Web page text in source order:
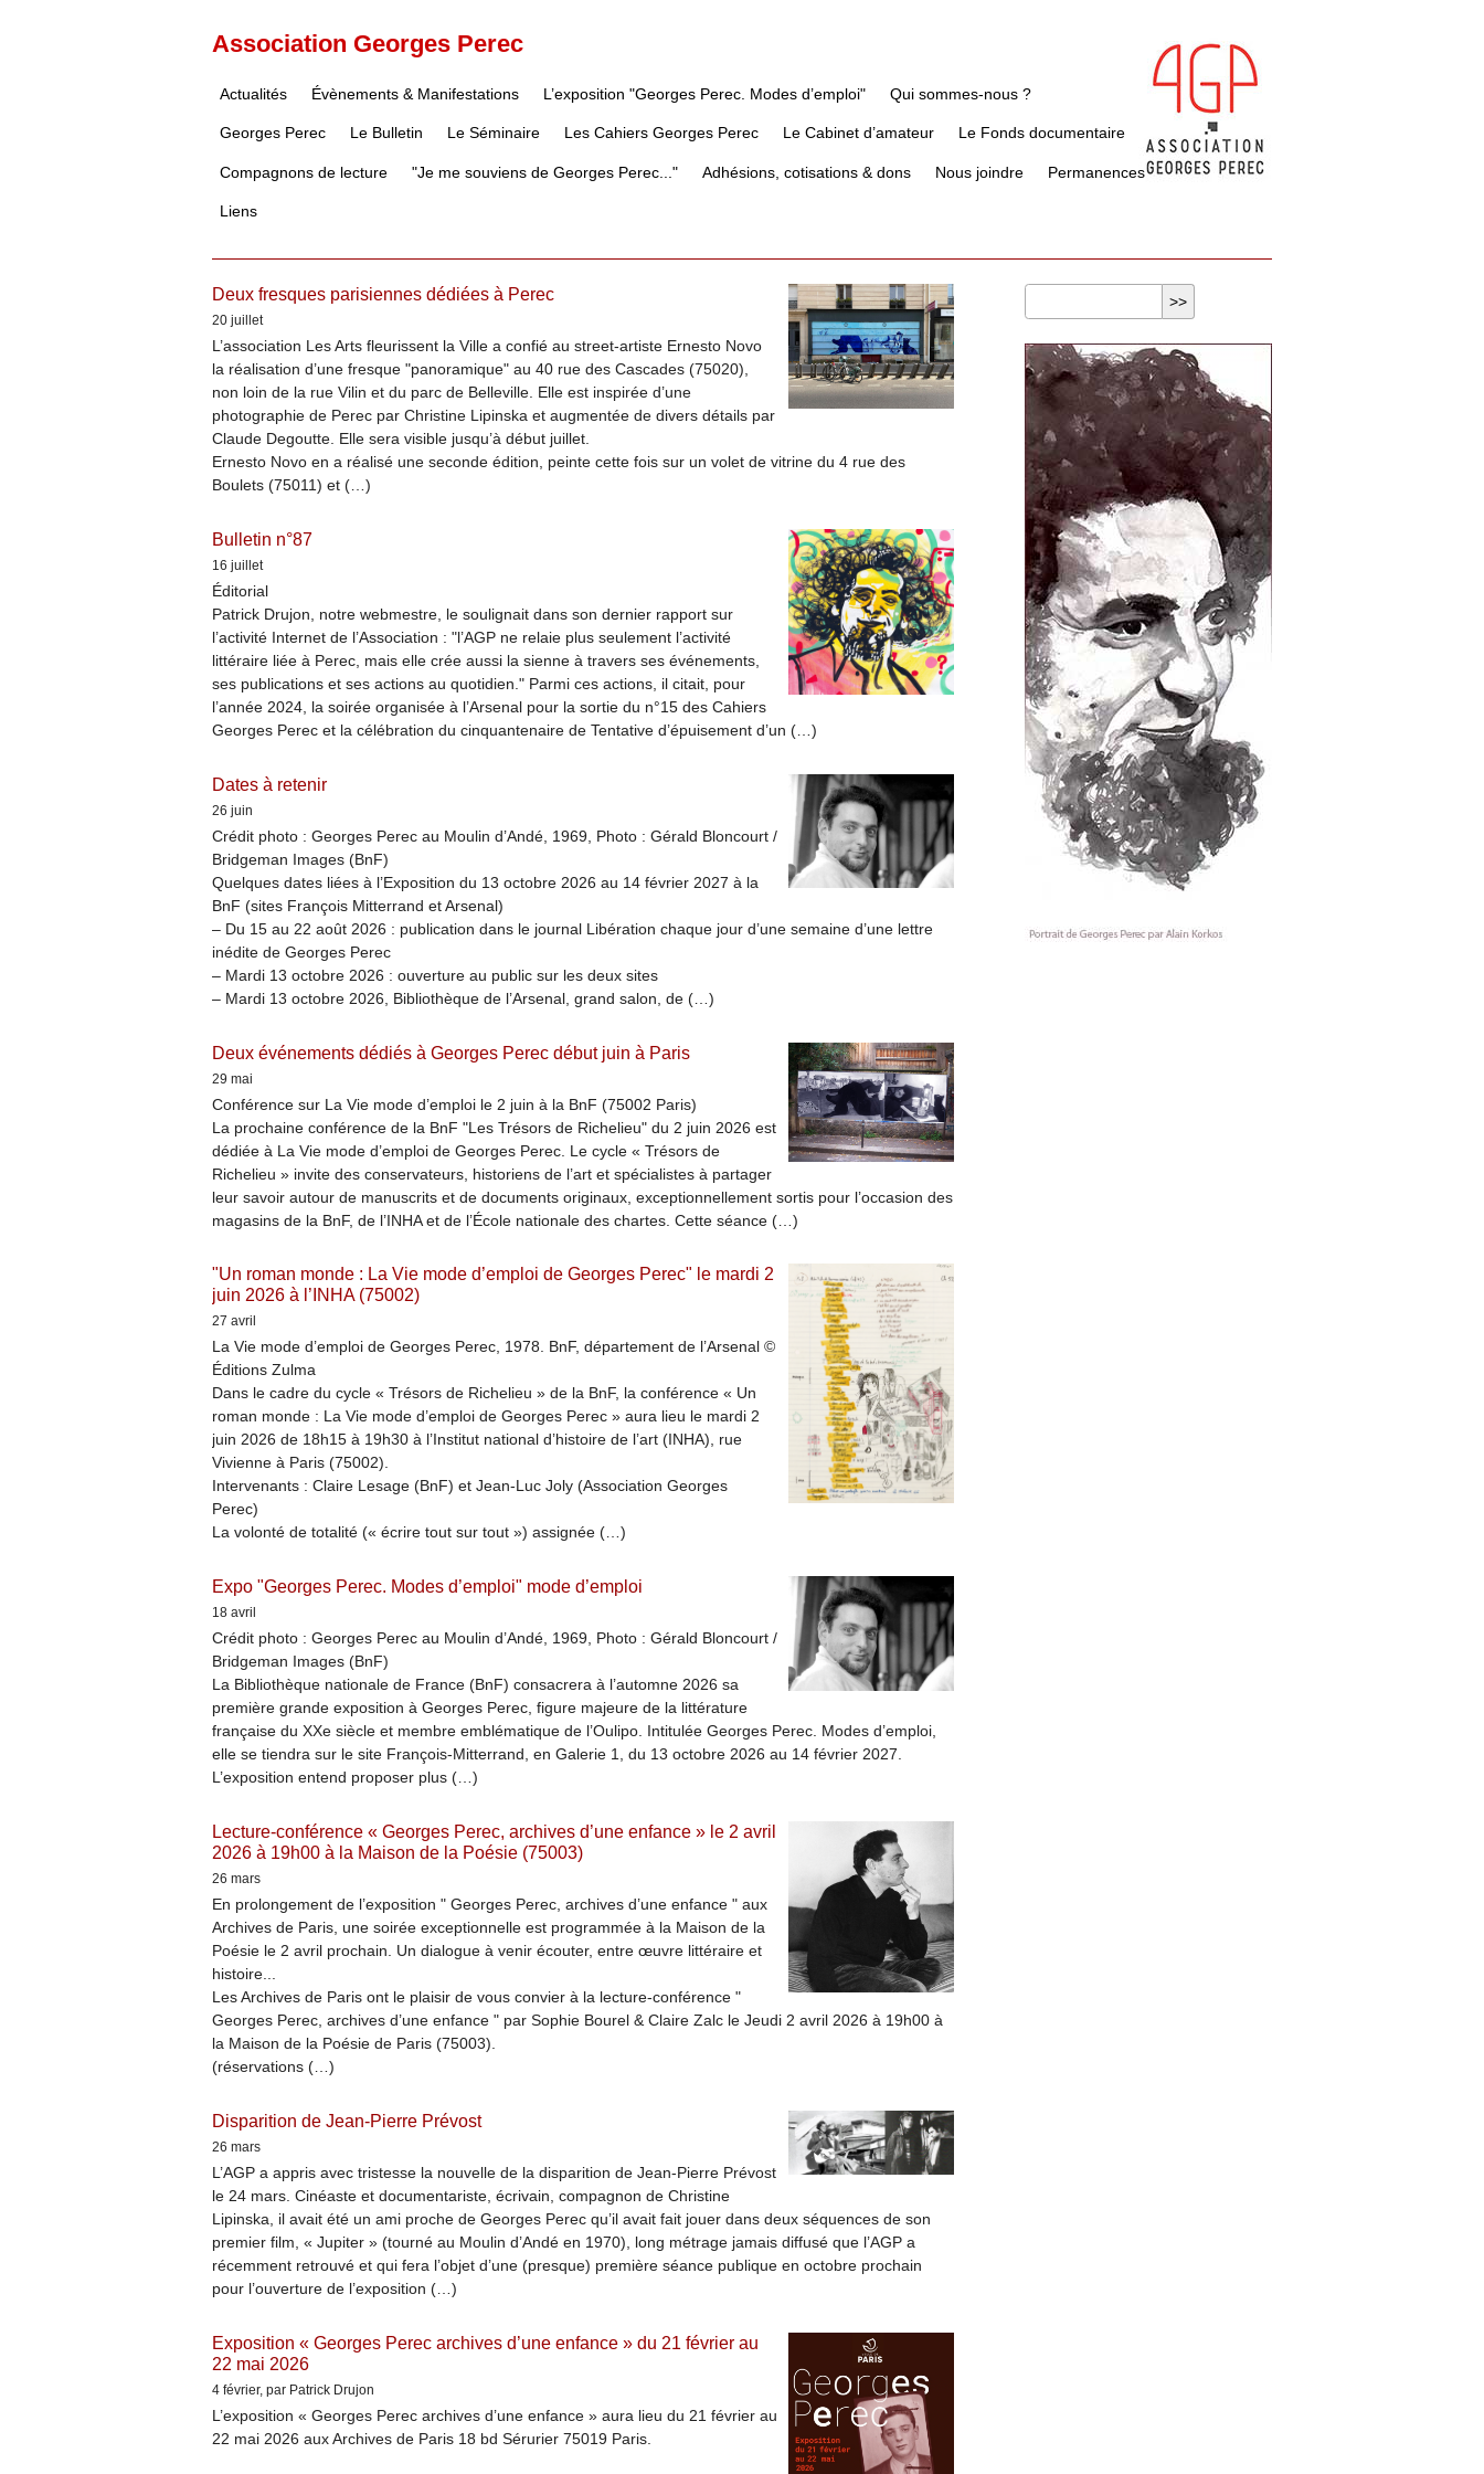
Association Georges Perec
Actualités Évènements & Manifestations L’exposition "Georges Perec. Modes d’emploi" Qui sommes-nous ?
Georges Perec Le Bulletin Le Séminaire Les Cahiers Georges Perec Le Cabinet d’amateur Le Fonds documentaire
Compagnons de lecture "Je me souviens de Georges Perec..." Adhésions, cotisations & dons Nous joindre Permanences
Liens
Articles les plus récents
Deux fresques parisiennes dédiées à Perec
20 juillet
L’association Les Arts fleurissent la Ville a confié au street-artiste Ernesto Novo
la réalisation d’une fresque "panoramique" au 40 rue des Cascades (75020),
non loin de la rue Vilin et du parc de Belleville. Elle est inspirée d’une
photographie de Perec par Christine Lipinska et augmentée de divers détails par
Claude Degoutte. Elle sera visible jusqu’à début juillet.
Ernesto Novo en a réalisé une seconde édition, peinte cette fois sur un volet de vitrine du 4 rue des
Boulets (75011) et (…)
Bulletin n°87
16 juillet
Éditorial
Patrick Drujon, notre webmestre, le soulignait dans son dernier rapport sur
l’activité Internet de l’Association : "l’AGP ne relaie plus seulement l’activité
littéraire liée à Perec, mais elle crée aussi la sienne à travers ses événements,
ses publications et ses actions au quotidien." Parmi ces actions, il citait, pour
l’année 2024, la soirée organisée à l’Arsenal pour la sortie du n°15 des Cahiers
Georges Perec et la célébration du cinquantenaire de Tentative d’épuisement d’un (…)
Dates à retenir
26 juin
Crédit photo : Georges Perec au Moulin d’Andé, 1969, Photo : Gérald Bloncourt /
Bridgeman Images (BnF)
Quelques dates liées à l’Exposition du 13 octobre 2026 au 14 février 2027 à la
BnF (sites François Mitterrand et Arsenal)
– Du 15 au 22 août 2026 : publication dans le journal Libération chaque jour d’une semaine d’une lettre
inédite de Georges Perec
– Mardi 13 octobre 2026 : ouverture au public sur les deux sites
– Mardi 13 octobre 2026, Bibliothèque de l’Arsenal, grand salon, de (…)
Deux événements dédiés à Georges Perec début juin à Paris
29 mai
Conférence sur La Vie mode d’emploi le 2 juin à la BnF (75002 Paris)
La prochaine conférence de la BnF "Les Trésors de Richelieu" du 2 juin 2026 est
dédiée à La Vie mode d’emploi de Georges Perec. Le cycle « Trésors de
Richelieu » invite des conservateurs, historiens de l’art et spécialistes à partager
leur savoir autour de manuscrits et de documents originaux, exceptionnellement sortis pour l’occasion des
magasins de la BnF, de l’INHA et de l’École nationale des chartes. Cette séance (…)
"Un roman monde : La Vie mode d’emploi de Georges Perec" le mardi 2
juin 2026 à l’INHA (75002)
27 avril
La Vie mode d’emploi de Georges Perec, 1978. BnF, département de l’Arsenal ©
Éditions Zulma
Dans le cadre du cycle « Trésors de Richelieu » de la BnF, la conférence « Un
roman monde : La Vie mode d’emploi de Georges Perec » aura lieu le mardi 2
juin 2026 de 18h15 à 19h30 à l’Institut national d’histoire de l’art (INHA), rue
Vivienne à Paris (75002).
Intervenants : Claire Lesage (BnF) et Jean-Luc Joly (Association Georges
Perec)
La volonté de totalité (« écrire tout sur tout ») assignée (…)
Expo "Georges Perec. Modes d’emploi" mode d’emploi
18 avril
Crédit photo : Georges Perec au Moulin d’Andé, 1969, Photo : Gérald Bloncourt /
Bridgeman Images (BnF)
La Bibliothèque nationale de France (BnF) consacrera à l’automne 2026 sa
première grande exposition à Georges Perec, figure majeure de la littérature
française du XXe siècle et membre emblématique de l’Oulipo. Intitulée Georges Perec. Modes d’emploi,
elle se tiendra sur le site François-Mitterrand, en Galerie 1, du 13 octobre 2026 au 14 février 2027.
L’exposition entend proposer plus (…)
Lecture-conférence « Georges Perec, archives d’une enfance » le 2 avril
2026 à 19h00 à la Maison de la Poésie (75003)
26 mars
En prolongement de l’exposition " Georges Perec, archives d’une enfance " aux
Archives de Paris, une soirée exceptionnelle est programmée à la Maison de la
Poésie le 2 avril prochain. Un dialogue à venir écouter, entre œuvre littéraire et
histoire...
Les Archives de Paris ont le plaisir de vous convier à la lecture-conférence "
Georges Perec, archives d’une enfance " par Sophie Bourel & Claire Zalc le Jeudi 2 avril 2026 à 19h00 à
la Maison de la Poésie de Paris (75003).
(réservations (…)
Disparition de Jean-Pierre Prévost
26 mars
L’AGP a appris avec tristesse la nouvelle de la disparition de Jean-Pierre Prévost
le 24 mars. Cinéaste et documentariste, écrivain, compagnon de Christine
Lipinska, il avait été un ami proche de Georges Perec qu’il avait fait jouer dans deux séquences de son
premier film, « Jupiter » (tourné au Moulin d’Andé en 1970), long métrage jamais diffusé que l’AGP a
récemment retrouvé et qui fera l’objet d’une (presque) première séance publique en octobre prochain
pour l’ouverture de l’exposition (…)
Exposition « Georges Perec archives d’une enfance » du 21 février au
22 mai 2026
4 février, par Patrick Drujon
L’exposition « Georges Perec archives d’une enfance » aura lieu du 21 février au
22 mai 2026 aux Archives de Paris 18 bd Sérurier 75019 Paris.